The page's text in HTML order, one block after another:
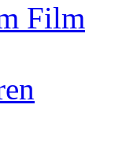
Film